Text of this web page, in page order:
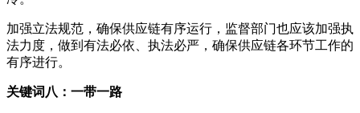
加强立法规范，确保供应链有序运行，监督部门也应该加强执
法力度，做到有法必依、执法必严，确保供应链各环节工作的
有序进行。
关键词八：一带一路